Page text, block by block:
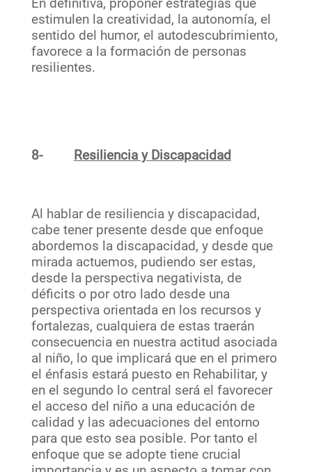
En definitiva, proponer estrategias que
estimulen la creatividad, la autonomía, el
sentido del humor, el autodescubrimiento,
favorece a la formación de personas
resilientes.
8- Resiliencia y Discapacidad
Al hablar de resiliencia y discapacidad,
cabe tener presente desde que enfoque
abordemos la discapacidad, y desde que
mirada actuemos, pudiendo ser estas,
desde la perspectiva negativista, de
déficits o por otro lado desde una
perspectiva orientada en los recursos y
fortalezas, cualquiera de estas traerán
consecuencia en nuestra actitud asociada
al niño, lo que implicará que en el primero
el énfasis estará puesto en Rehabilitar, y
en el segundo lo central será el favorecer
el acceso del niño a una educación de
calidad y las adecuaciones del entorno
para que esto sea posible. Por tanto el
enfoque que se adopte tiene crucial